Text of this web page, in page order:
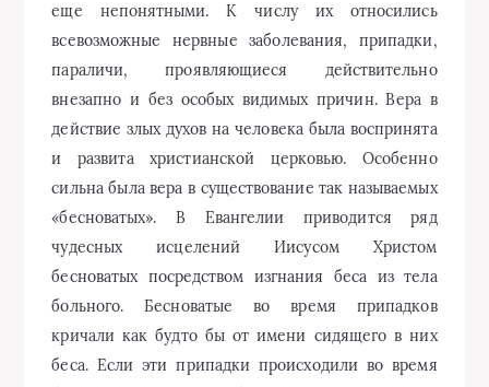
еще непонятными. К числу их относились
всевозможные нервные заболевания, припадки,
параличи, проявляющиеся действительно
внезапно и без особых видимых причин. Вера в
действие злых духов на человека была воспринята
и развита христианской церковью. Особенно
сильна была вера в существование так называемых
«бесноватых». В Евангелии приводится ряд
чудесных исцелений Иисусом Христом
бесноватых посредством изгнания беса из тела
больного. Бесноватые во время припадков
кричали как будто бы от имени сидящего в них
беса. Если эти припадки происходили во время